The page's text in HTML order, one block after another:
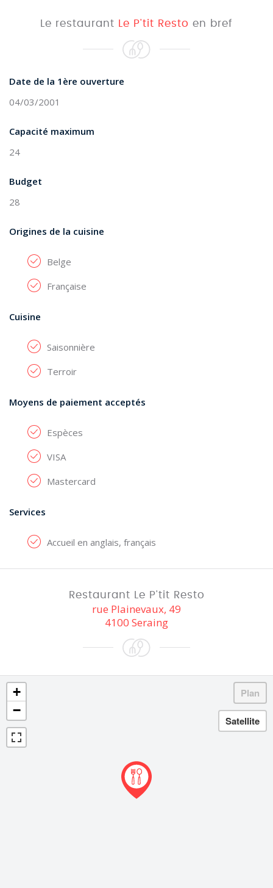
Le restaurant Le P'tit Resto en bref
Date de la 1ère ouverture
04/03/2001
Capacité maximum
24
Budget
28
Origines de la cuisine
Belge
Française
Cuisine
Saisonnière
Terroir
Moyens de paiement acceptés
Espèces
VISA
Mastercard
Services
Accueil en anglais, français
Restaurant Le P'tit Resto
rue Plainevaux, 49
4100 Seraing
+
−